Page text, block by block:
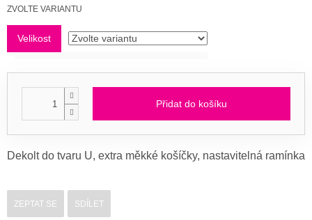
Měrná
ZVOLTE VARIANTU
Velikost
Přidat do košíku
Dekolt do tvaru U, extra měkké košíčky, nastavitelná ramínka
ZEPTAT SE SDÍLET